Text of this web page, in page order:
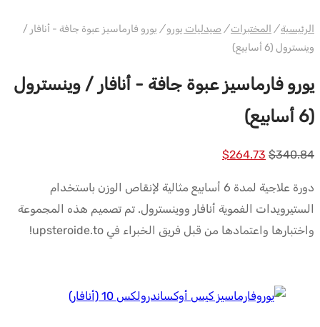
الرئيسية / المختبرات / صيدليات يورو / يورو فارماسيز عبوة جافة - أنافار /
وينسترول (6 أسابيع)
يورو فارماسيز عبوة جافة - أنافار / وينسترول
(6 أسابيع)
$340.84
السعر
كان:
$264.73 السعر
دورة علاجية لمدة 6 أسابيع مثالية لإنقاص الوزن باستخدام
الستيرويدات الفموية أنافار ووينسترول. تم تصميم هذه المجموعة
واختبارها واعتمادها من قبل فريق الخبراء في upsteroide.to!